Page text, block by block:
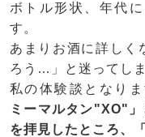
ボトル形状、年代
す。
あまりお酒に詳しく
ろう…」と迷ってし
私の体験談となり
ミーマルタン"XO"
を拝見したところ、